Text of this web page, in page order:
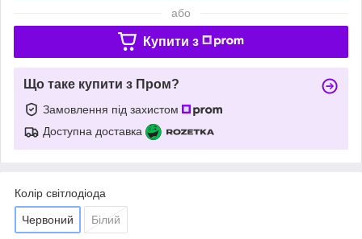
або
Купити з
Що таке купити з Пром?
Замовлення під захистом
Доступна доставка
Колір світлодіода
Червоний Білий